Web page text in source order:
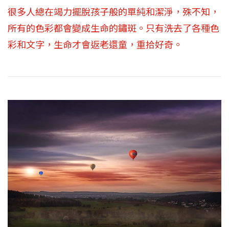
很多人總在竭力擺脫孩子般的單純和潔淨，殊不知，
所有的色彩都會變成生命的鏽斑。只有洗去了各種色
彩和文字，生命才會返老還童，重拾好奇。